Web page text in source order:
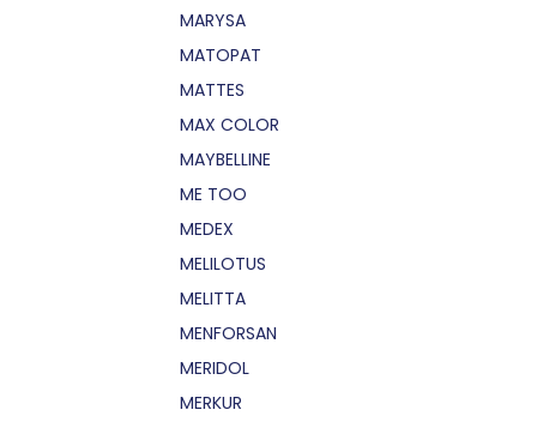
MARYSA
MATOPAT
MATTES
MAX COLOR
MAYBELLINE
ME TOO
MEDEX
MELILOTUS
MELITTA
MENFORSAN
MERIDOL
MERKUR